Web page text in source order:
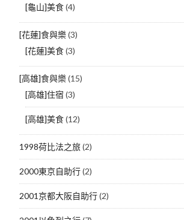
[龜山]美食(4)
[花蓮]食與樂(3)
[花蓮]美食(3)
[高雄]食與樂(15)
[高雄]住宿 (3)
[高雄]美食(12)
1998荷比法之旅(2)
2000東京自助行(2)
2001京都大阪自助行(2)